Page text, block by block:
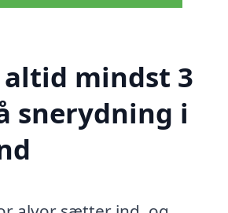
mindst 3
snerydning i